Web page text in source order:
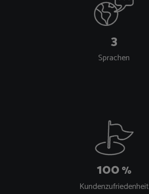
3
Sprachen
100%
Kundenzufriedenheit